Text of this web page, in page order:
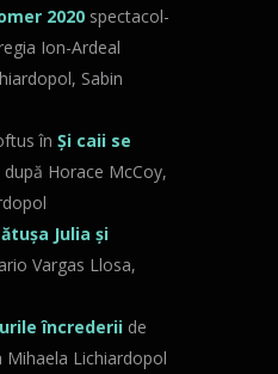
2020 spectacol-
Ion-Ardeal
Sabin
în Și caii se
după Horace McCoy,
Julia și
Vargas Llosa,
încrederii de
Mihaela Lichiardopol